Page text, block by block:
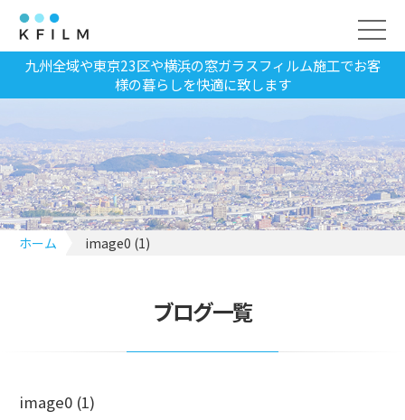
九州全域や東京23区や横浜の窓ガラスフィルム施工でお客
様の暮らしを快適に致します
ホーム image0 (1)
ブログ一覧
image0 (1)